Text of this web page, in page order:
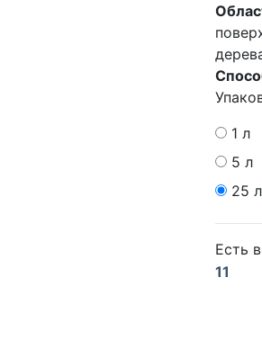
1 л
5 л
25 л
Есть
11